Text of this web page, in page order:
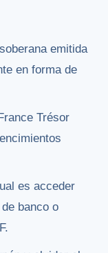
emitida
en forma de
Trésor
es acceder
banco o